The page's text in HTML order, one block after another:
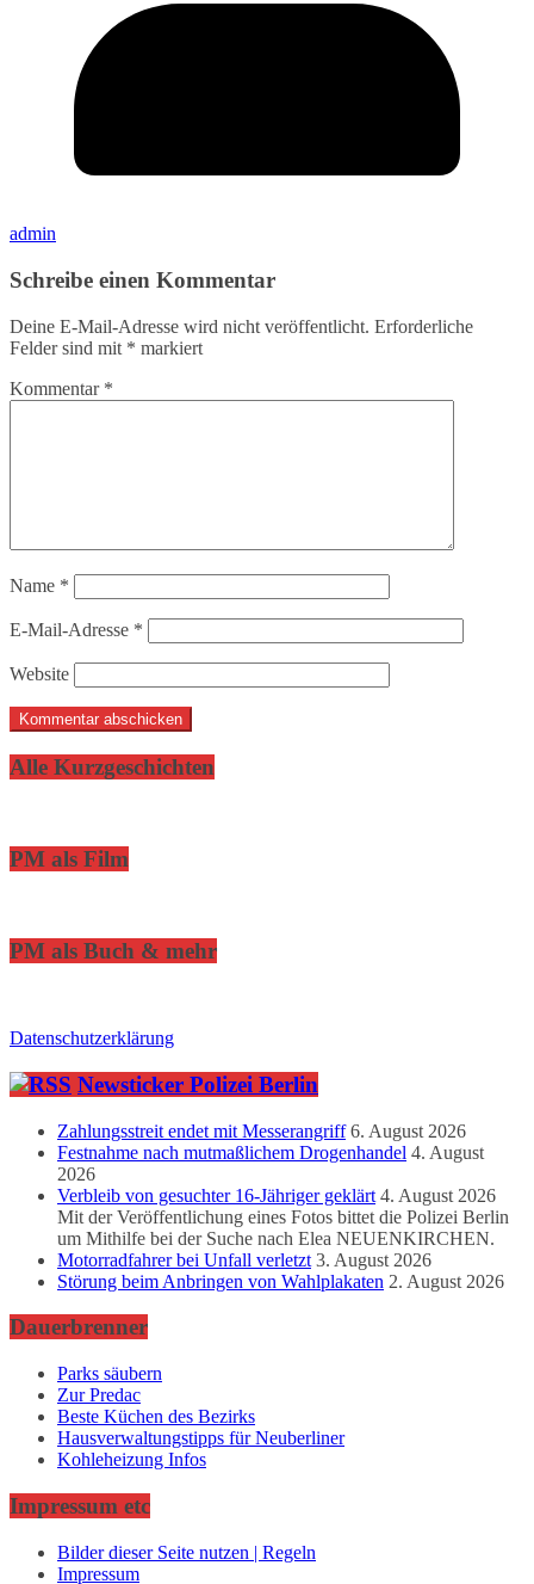
admin
Schreibe einen Kommentar
Deine E-Mail-Adresse wird nicht veröffentlicht. Erforderliche
Felder sind mit * markiert
Kommentar *
Name *
E-Mail-Adresse *
Website
Alle Kurzgeschichten
PM als Film
PM als Buch & mehr
Datenschutzerklärung
Newsticker Polizei Berlin
Zahlungsstreit endet mit Messerangriff 6. August 2026
Festnahme nach mutmaßlichem Drogenhandel 4. August
2026
Verbleib von gesuchter 16-Jähriger geklärt 4. August 2026
Mit der Veröffentlichung eines Fotos bittet die Polizei Berlin
um Mithilfe bei der Suche nach Elea NEUENKIRCHEN.
Motorradfahrer bei Unfall verletzt 3. August 2026
Störung beim Anbringen von Wahlplakaten 2. August 2026
Dauerbrenner
Parks säubern
Zur Predac
Beste Küchen des Bezirks
Hausverwaltungstipps für Neuberliner
Kohleheizung Infos
Impressum etc
Bilder dieser Seite nutzen | Regeln
Impressum